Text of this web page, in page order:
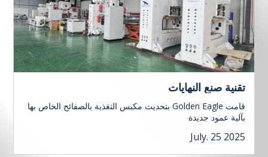
تقنية صنع النهايات
قامت Golden Eagle بتحديث مكبس التغذية بالصفائح الخاص بها
بآلية عمود جديدة
July. 25 2025